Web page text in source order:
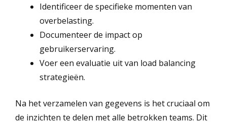
Identificeer de specifieke momenten van
overbelasting.
Documenteer de impact op
gebruikerservaring.
Voer een evaluatie uit van load balancing
strategieën.
Na het verzamelen van gegevens is het cruciaal om
de inzichten te delen met alle betrokken teams. Dit